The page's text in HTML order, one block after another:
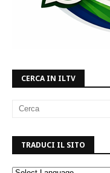
CERCA IN ILTV
TRADUCI IL SITO